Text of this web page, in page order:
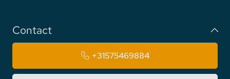
Contact
+31575469884